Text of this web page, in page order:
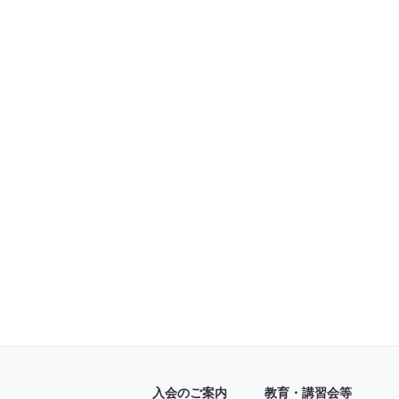
入会のご案内 教育・講習会等